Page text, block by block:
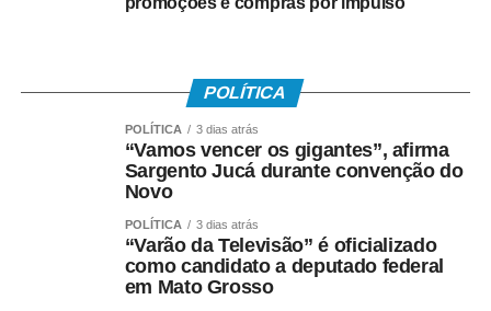
começou como uma brincadeira de infância logo se
tornou seu principal lazer e sua fonte de renda.
Foi com a venda de pipas que conseguiu comprar seus
próprios materiais, aperfeiçoar técnicas e transformar uma
paixão em profissão. Hoje, além da produção artesanal,
mantém um ateliê especializado, participa de eventos,
festivais e campeonatos e ministra oficinas em diversas
cidades de Mato Grosso e de outros Estados.
POLÍTICA
POLÍTICA 3 dias atrás
“Vamos vencer os gigantes”, afirma
Sargento Jucá durante convenção do
Novo
POLÍTICA 3 dias atrás
“Varão da Televisão” é oficializado
como candidato a deputado federal
em Mato Grosso